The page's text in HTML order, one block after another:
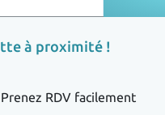
à proximité !
Prenez RDV facilement